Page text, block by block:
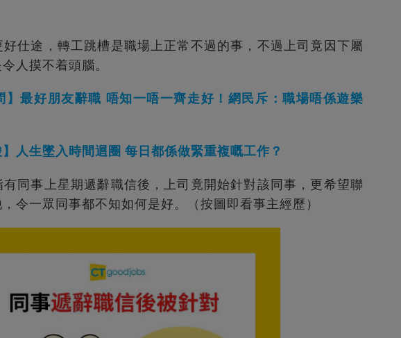
仕途，轉工跳槽是職場上正常不過的事，不過上司竟因下屬
人摸不着頭腦。
】最好朋友辭職 唔知一唔一齊走好！網民斥：職場唔係遊樂
人生墜入時間迴圈 每日都係做緊重複嘅工作？
同事上星期遞辭職信後，上司竟開始針對該同事，更希望聯
令一眾同事都不知如何是好。（按圖即看事主經歷）